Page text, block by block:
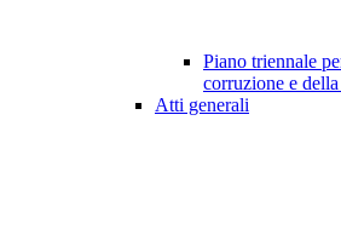
Piano triennale
corruzione e
Atti generali